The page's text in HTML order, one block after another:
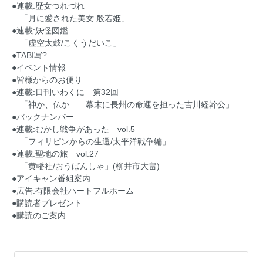
●連載:歴女つれづれ
「月に愛された美女 般若姫」
●連載:妖怪図鑑
「虚空太鼓/こくうだいこ」
●TABI写?
●イベント情報
●皆様からのお便り
●連載:日刊いわくに 第32回
「神か、仏か… 幕末に長州の命運を担った吉川経幹公」
●バックナンバー
●連載:むかし戦争があった vol.5
「フィリピンからの生還/太平洋戦争編」
●連載:聖地の旅 vol.27
「黄幡社/おうばんしゃ」(柳井市大畠)
●アイキャン番組案内
●広告:有限会社ハートフルホーム
●購読者プレゼント
●購読のご案内